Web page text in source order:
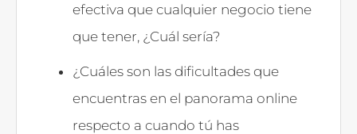
efectiva que cualquier negocio tiene
que tener, ¿Cuál sería?
¿Cuáles son las dificultades que
encuentras en el panorama online
respecto a cuando tú has